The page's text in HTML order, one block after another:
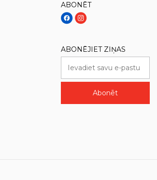
ABONĒT
ABONĒJIET ZIŅAS
Abonēt